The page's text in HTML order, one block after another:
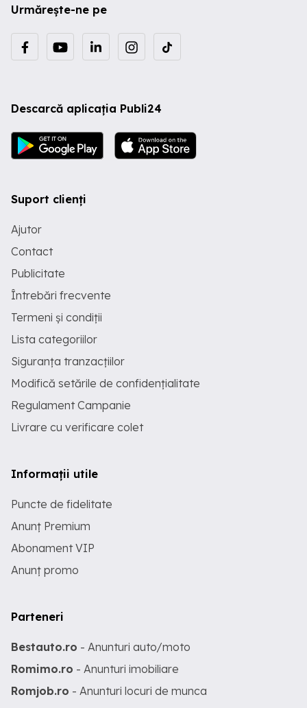
Urmărește-ne pe
Descarcă aplicația Publi24
Suport clienți
Ajutor
Contact
Publicitate
Întrebări frecvente
Termeni și condiții
Lista categoriilor
Siguranța tranzacțiilor
Modifică setările de confidențialitate
Regulament Campanie
Livrare cu verificare colet
Informații utile
Puncte de fidelitate
Anunț Premium
Abonament VIP
Anunț promo
Parteneri
Bestauto.ro - Anunturi auto/moto
Romimo.ro - Anunturi imobiliare
Romjob.ro - Anunturi locuri de munca